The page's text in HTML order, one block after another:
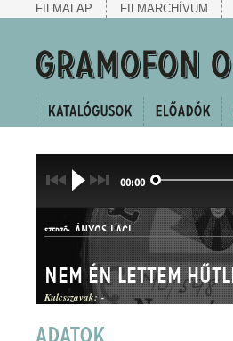
FILMALAP FILMARCHÍVUM
00:00
SZERZŐ: ÁNYOS LACI
Nem én lettem
Kulcsszavak: -